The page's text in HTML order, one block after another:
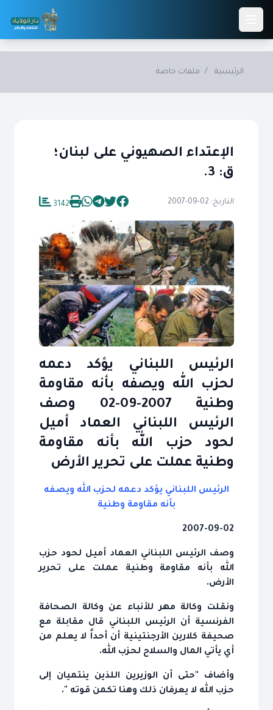
Skip to main content
الرئيسية / ملفات خاصة
الإعتداء الصهيوني على لبنان؛
ق: 3.
التاريخ: 02-09-2007 3142
الرئيس اللبناني يؤكد دعمه
لحزب الله ويصفه بأنه مقاومة
وطنية 2007-09-02 وصف
الرئيس اللبناني العماد أميل
لحود حزب الله بأنه مقاومة
وطنية عملت على تحرير الأرض
الرئيس اللبناني يؤكد دعمه لحزب الله ويصفه
بأنه مقاومة وطنية
2007-09-02
وصف الرئيس اللبناني العماد أميل لحود حزب
الله بأنه مقاومة وطنية عملت على تحرير
الأرض.
ونقلت وكالة مهر للأنباء عن وكالة الصحافة
الفرنسية أن الرئيس اللبناني قال مقابلة مع
صحيفة كلارين الأرجنتينية أن أحداً لا يعلم من
أي يأتي المال والسلاح لحزب الله.
وأضاف "حتى أن الوزيرين اللذين ينتميان إلى
حزب الله لا يعرفان ذلك وهنا تكمن قوته ".